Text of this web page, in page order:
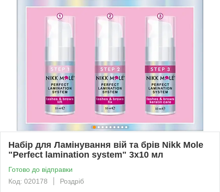
Набір для Ламінування вій та брів Nikk Mole
"Perfect lamination system" 3х10 мл
Готово до відправки
Код: 020178
Роздріб